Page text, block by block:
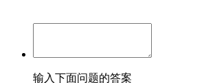
输入下面问题的答案